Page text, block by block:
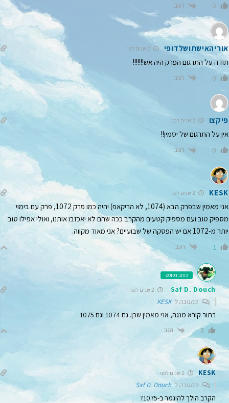
0 הגב
אוריהאישתושלדופי
תודה על התרגום הפרק היה אש!!!!!!!
0 הגב
פיקצו
אין על התרגום של יסמין!!
0 הגב
KESK
אני מאמין שבפרק הבא (1074, לא הריקאפ) יהיה כמו פרק 1072, פרק עם בימוי
מספיק טוב ועם מספיק קטעים מהקרב ככה שהם לא יאכזבו אותנו, ואולי אפילו טוב
יותר מ-1072 אם יש הפסקה של שבועיים? אני מאוד מקווה.
1 הגב
כותב הפוסט
Saf D. Douch
בתגובה לKESK
בתור קורא מנגה, אני מאמין שכן. גם 1074 וגם 1075.
0 הגב
KESK
בתגובה ל Saf D. Douch
הקרב הולך להיגמר ב-1075?